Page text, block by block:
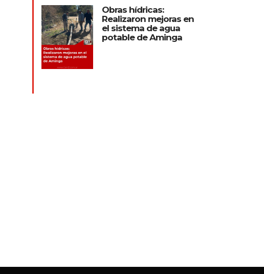
Obras hídricas:
Realizaron mejoras en
el sistema de agua
potable de Aminga